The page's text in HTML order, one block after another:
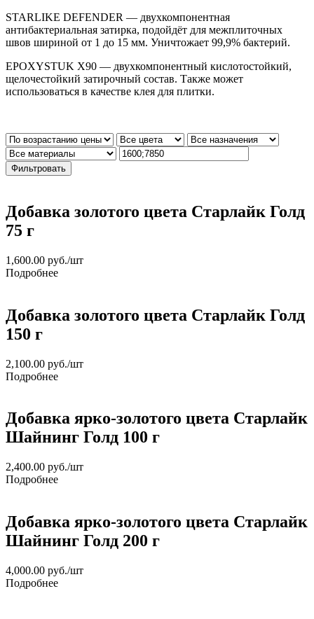
STARLIKE DEFENDER — двухкомпонентная
антибактериальная затирка, подойдёт для межплиточных
швов шириной от 1 до 15 мм. Уничтожает 99,9% бактерий.
EPOXYSTUK X90 — двухкомпонентный кислотостойкий,
щелочестойкий затирочный состав. Также может
использоваться в качестве клея для плитки.
Фильтровать
Добавка золотого цвета Старлайк Голд
75 г
1,600.00 руб./шт
Подробнее
Добавка золотого цвета Старлайк Голд
150 г
2,100.00 руб./шт
Подробнее
Добавка ярко-золотого цвета Старлайк
Шайнинг Голд 100 г
2,400.00 руб./шт
Подробнее
Добавка ярко-золотого цвета Старлайк
Шайнинг Голд 200 г
4,000.00 руб./шт
Подробнее